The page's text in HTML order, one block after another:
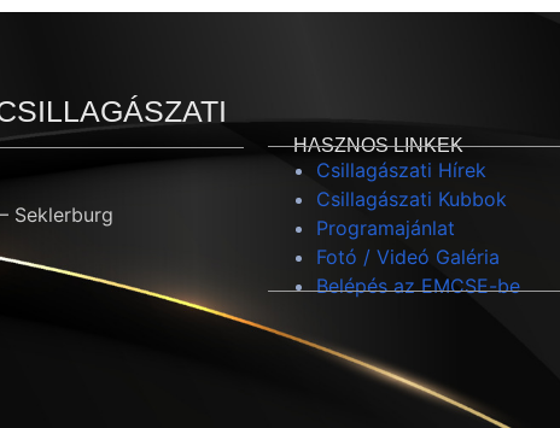
Seklerburg
HASZNOS LINKEK
Csillagászati Hírek
Csillagászati Kubbok
Programajánlat
Fotó / Videó Galéria
Belépés az EMCSE-be